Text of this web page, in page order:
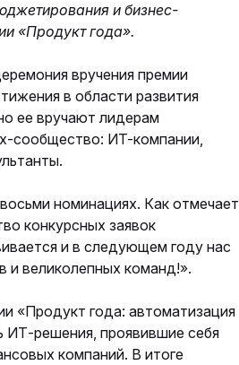
и бизнес-
«Продукт года».
вручения премии
в области развития
ее вручают лидерам
сообщество: ИТ-компании,
номинациях. Как отмечает
конкурсных заявок
и в следующем году нас
и великолепных команд!».
«Продукт года: автоматизация
ИТ‑решения, проявившие себя
компаний. В итоге